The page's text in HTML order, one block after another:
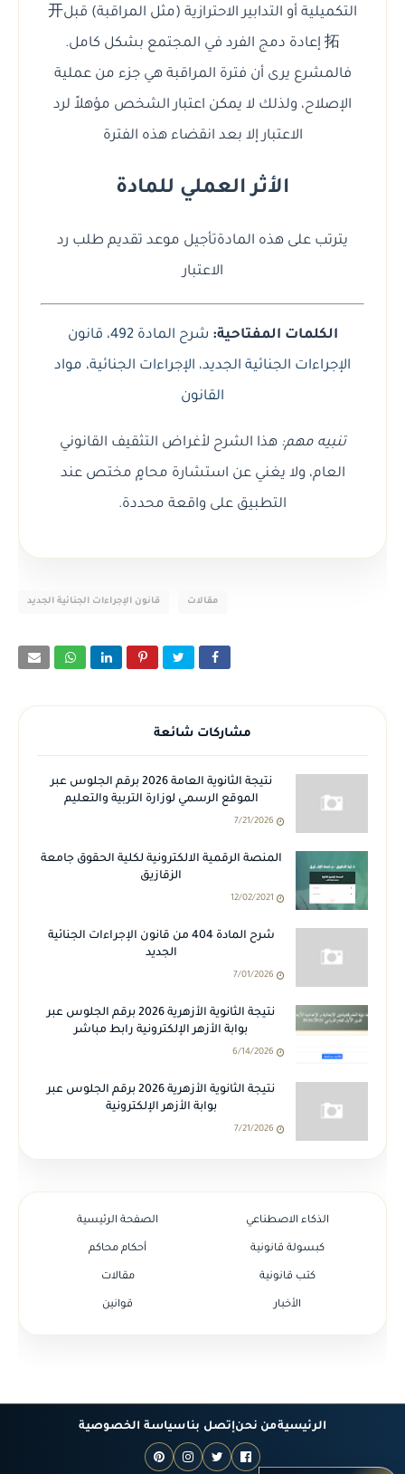
التكميلية أو التدابير الاحترازية (مثل المراقبة) قبل开
拓 إعادة دمج الفرد في المجتمع بشكل كامل.
فالمشرع يرى أن فترة المراقبة هي جزء من عملية
الإصلاح، ولذلك لا يمكن اعتبار الشخص مؤهلاً لرد
الاعتبار إلا بعد انقضاء هذه الفترة
الأثر العملي للمادة
يترتب على هذه المادةتأجيل موعد تقديم طلب رد
الاعتبار
الكلمات المفتاحية: شرح المادة 492 ، قانون
الإجراءات الجنائية الجديد، الإجراءات الجنائية، مواد
القانون
تنبيه مهم: هذا الشرح لأغراض التثقيف القانوني
العام، ولا يغني عن استشارة محامٍ مختص عند
التطبيق على واقعة محددة.
قانون الإجراءات الجنائية الجديد مقالات
مشاركات شائعة
نتيجة الثانوية العامة 2026 برقم الجلوس عبر
الموقع الرسمي لوزارة التربية والتعليم
7/21/2026
المنصة الرقمية الالكترونية لكلية الحقوق جامعة
الزقازيق
12/02/2021
شرح المادة 404 من قانون الإجراءات الجنائية
الجديد
7/01/2026
نتيجة الثانوية الأزهرية 2026 برقم الجلوس عبر
بوابة الأزهر الإلكترونية رابط مباشر
6/14/2026
نتيجة الثانوية الأزهرية 2026 برقم الجلوس عبر
بوابة الأزهر الإلكترونية
7/21/2026
الصفحة الرئيسية الذكاء الاصطناعي
أحكام محاكم كبسولة قانونية
مقالات كتب قانونية
قوانين الأخبار
الرئيسيةمن نحنإتصل بناسياسة الخصوصية